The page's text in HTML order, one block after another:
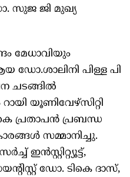
സുജ ജി മുഖ്യ
മേധാവിയും
ഡോ.ശാലിനി പിള്ള പി
ചടങ്ങിൽ
യൂണിവേഴ്സിറ്റി
പ്രതാപൻ പ്രബന്ധ
സമ്മാനിച്ചു.
ഇൻസ്റ്റിറ്റ്യൂട്ട്,
ഡോ. ടികെ ദാസ്,